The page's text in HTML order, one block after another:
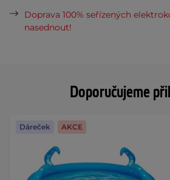
Doporučujeme
Dáreček AKCE
Doprava 100% seřízených
nasednout!